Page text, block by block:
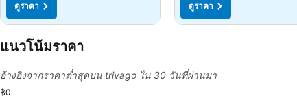
ดูราคา
ดูราคา
แนวโน้มราคา
อ้างอิงจากราคาต่ำสุดบน trivago ใน 30 วันที่ผ่านมา
฿0